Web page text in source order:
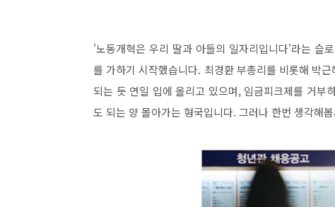
'노동개혁은 우리 딸과 아들의 일자리입니다'라는 슬
를 가하기 시작했습니다. 최경환 부총리를 비롯해 박
되는 듯 연일 입에 올리고 있으며, 임금피크제를 거부
도 되는 양 몰아가는 형국입니다. 그러나 한번 생각해